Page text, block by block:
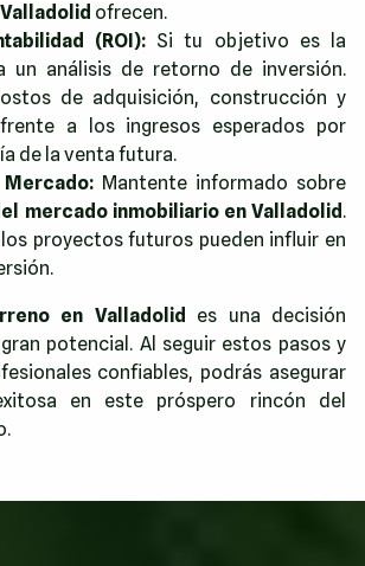
ofrecen.
(ROI):Si tu objetivo es la
un análisis de retorno de inversión.
de adquisición, construcción y
a los ingresos esperados por
de la venta futura.
Mantente informado sobre
mercado inmobiliario en Valladolid .
proyectos futuros pueden influir en
en Valladolid
es una decisión
potencial. Al seguir estos pasos y
confiables, podrás asegurar
en este próspero rincón del